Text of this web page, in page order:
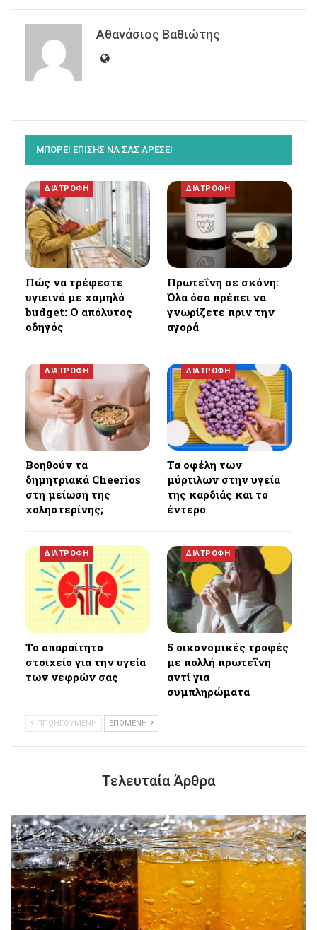
Αθανάσιος Βαθιώτης
ΜΠΟΡΕΙ ΕΠΙΣΗΣ ΝΑ ΣΑΣ ΑΡΕΣΕΙ
ΔΙΑΤΡΟΦΗ
Πώς να τρέφεστε
υγιεινά με χαμηλό
budget: Ο απόλυτος
οδηγός
ΔΙΑΤΡΟΦΗ
Πρωτεΐνη σε σκόνη:
Όλα όσα πρέπει να
γνωρίζετε πριν την
αγορά
ΔΙΑΤΡΟΦΗ
Βοηθούν τα
δημητριακά Cheerios
στη μείωση της
χοληστερίνης;
ΔΙΑΤΡΟΦΗ
Τα οφέλη των
μύρτιλων στην υγεία
της καρδιάς και το
έντερο
ΔΙΑΤΡΟΦΗ
Το απαραίτητο
στοιχείο για την υγεία
των νεφρών σας
ΔΙΑΤΡΟΦΗ
5 οικονομικές τροφές
με πολλή πρωτεΐνη
αντί για
συμπληρώματα
ΠΡΟΗΓΟΥΜΕΝΗ ΕΠΟΜΕΝΗ
Τελευταία Άρθρα